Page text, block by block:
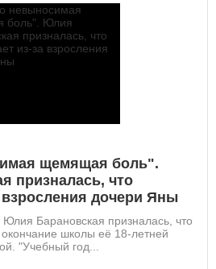
щемящая боль".
призналась, что
взросления дочери Яны
Барановская призналась, что
школы её 18-летней
"Учебный год...